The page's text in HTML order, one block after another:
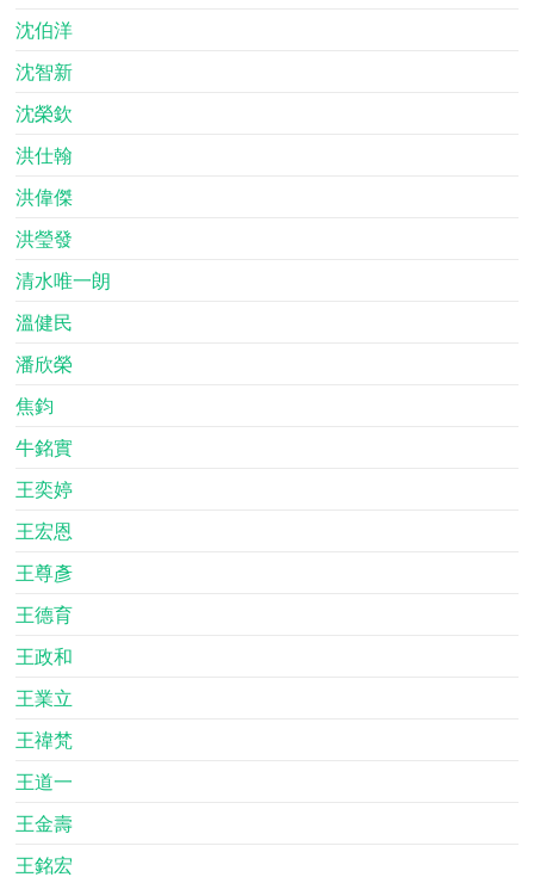
沈伯洋
沈智新
沈榮欽
洪仕翰
洪偉傑
洪瑩發
清水唯一朗
溫健民
潘欣榮
焦鈞
牛銘實
王奕婷
王宏恩
王尊彥
王德育
王政和
王業立
王禕梵
王道一
王金壽
王銘宏